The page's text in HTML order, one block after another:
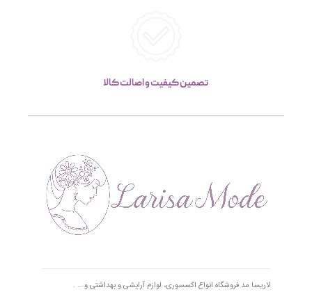
تصمین کیفیت و اصالت کالا
لاریسا مد فروشگاه انواع اکسسوری، لوازم آرایشی و بهداشتی و … .